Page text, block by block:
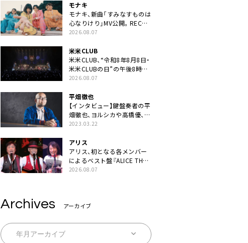
モナキ
モナキ、新曲「すみなすものは
心なりけり」MV公開。RECの
ギターにEvery Little Thing・
2026.08.07
米米CLUB
米米CLUB、“令和8年8月8日・
米米CLUBの日”の午後8時に
40周年ライブより「FANtachy
2026.08.07
平畑徹也
【インタビュー】鍵盤奏者の平
畑徹也、ヨルシカや高橋優、キ
タニタツヤなど9名のゲスト
生の総括「自分自身を再確認
できた」
2023.03.22
アリス
アリス、初となる各メンバー
によるベスト盤『ALICE THE
BEST “TORILOGY”』リリー
2026.08.07
Archives アーカイブ